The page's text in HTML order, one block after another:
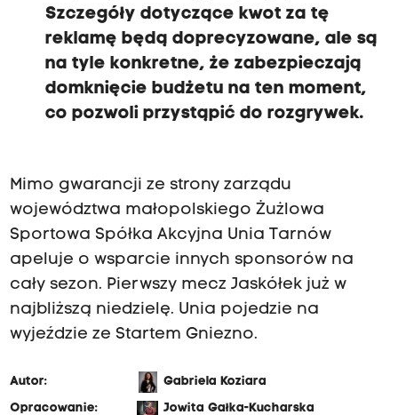
Szczegóły dotyczące kwot za tę
reklamę będą doprecyzowane, ale są
na tyle konkretne, że zabezpieczają
domknięcie budżetu na ten moment,
co pozwoli przystąpić do rozgrywek.
Mimo gwarancji ze strony zarządu
województwa małopolskiego Żużlowa
Sportowa Spółka Akcyjna Unia Tarnów
apeluje o wsparcie innych sponsorów na
cały sezon. Pierwszy mecz Jaskółek już w
najbliższą niedzielę. Unia pojedzie na
wyjeździe ze Startem Gniezno.
Autor:
Gabriela Koziara
Opracowanie:
Jowita Gałka-Kucharska